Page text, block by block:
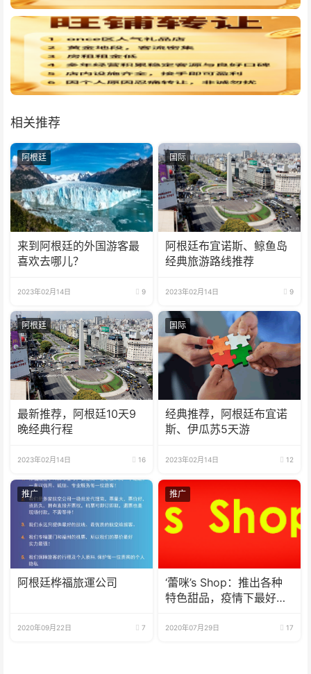
相关推荐
阿根廷
来到阿根廷的外国游客最
喜欢去哪儿？
2023年02月14日 9
国际
阿根廷布宜诺斯、鲸鱼岛
经典旅游路线推荐
2023年02月14日 9
阿根廷
最新推荐，阿根廷10天9
晚经典行程
2023年02月14日 16
国际
经典推荐，阿根廷布宜诺
斯、伊瓜苏5天游
2023年02月14日 12
推广
阿根廷桦福旅運公司
2020年09月22日 7
推广
‘蕾咪’s Shop：推出各种
特色甜品，疫情下最好的
2020年07月29日 17